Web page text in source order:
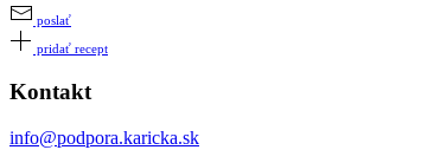
poslať
pridať recept
Kontakt
info@podpora.karicka.sk